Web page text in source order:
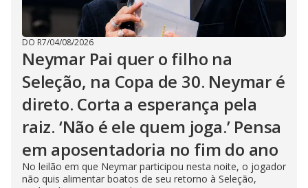
DO R7/04/08/2026
Neymar Pai quer o filho na
Seleção, na Copa de 30. Neymar é
direto. Corta a esperança pela
raiz. ‘Não é ele quem joga.’ Pensa
em aposentadoria no fim do ano
No leilão em que Neymar participou nesta noite, o jogador
não quis alimentar boatos de seu retorno à Seleção,